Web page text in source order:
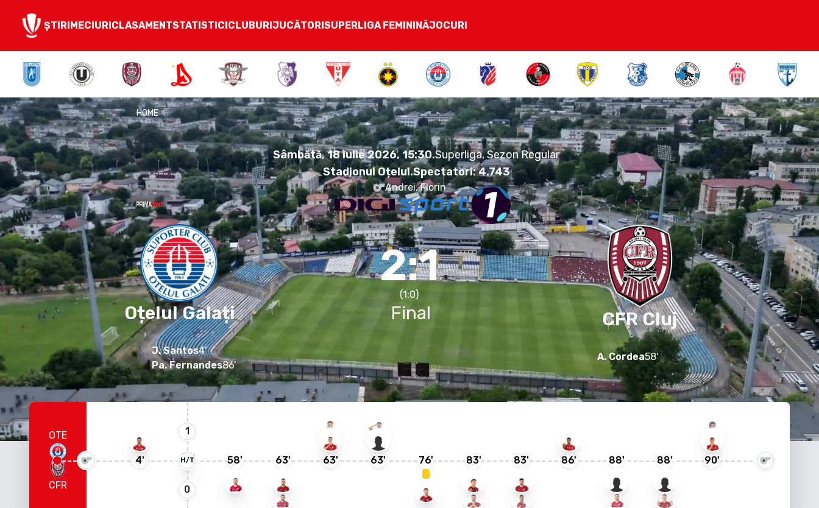
ȘTIRIMECIURICLASAMENTSTATISTICICLUBURIJUCĂTORISUPERLIGA FEMININĂJOCURI
HOME
Sâmbătă, 18 iulie 2026, 15:30.Superliga, Sezon Regular
Stadionul Oțelul.Spectatori:4.743
Andrei, Florin
Oțelul Galați
J. Santos4'
Pa. Fernandes86'
2:1
(1:0)
Final CFR Cluj
A. Cordea58'
Oțelul Galați
2:1
CFR Cluj
Sâmbătă, 18 iulie 2026.15:30
OTE
CFR
4'
1
H/T
0
58' 63' 63' 63' 76' 83' 83' 86' 88' 88' 90'